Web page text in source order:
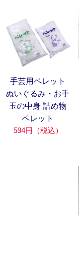
手芸用ペレット
ぬいぐるみ・お手
玉の中身 詰め物
ペレット
594円（税込）